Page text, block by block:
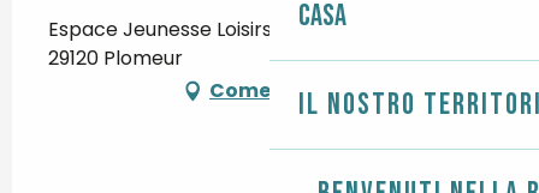
Casa
Il nostro
Espace Jeunesse Loisirs, 9 rue Isidore Le Garo,
29120 Plomeur
Come arrivare